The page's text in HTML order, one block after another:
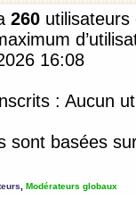
260
16:08
: Aucun
sont basées
Modérateurs globaux